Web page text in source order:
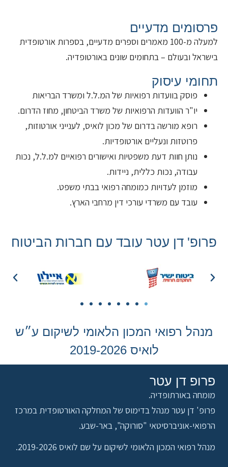
פרסומים מדעיים
למעלה מ-100 מאמרים וספרים מדעיים, בספרות אורטופדית
בישראל ובעולם – בתחומים שונים באורטופדיה.
תחומי עיסוק
פוסק בוועדות רפואיות של המ.ל.ל ומשרד הבריאות
יו"ר הוועדות הרפואיות של משרד הביטחון, מחוז הדרום.
רופא מורשה בדרום של מכון לואיס, לענייני אורטוזות,
פרוטזות ונעליים אורטופדיות.
נותן חוות דעת משפטיות ואישורים רפואיים למ.ל.ל, נכות
עבודה, נכות כללית, ניידות.
מוזמן לעדויות כמומחה רפואי בבתי משפט.
עובד עם משרדי עורכי דין מרחבי הארץ.
פרופ' דן עטר עובד עם חברות הביטוח
מנהל רפואי המכון הלאומי לשיקום ע״ש
לואיס 2019-2026
פרופ דן עטר
מומחה באורתופדיה.
פרופ' דן עטר מנהל בדימוס של המחלקה האורטופדית במרכז
הרפואי-אוניברסיטאי "סורוקה", באר-שבע.
מנהל רפואי המכון הלאומי לשיקום על שם לואיס 2019-2026.